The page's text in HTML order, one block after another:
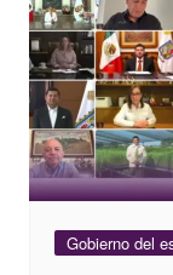
Gobierno del